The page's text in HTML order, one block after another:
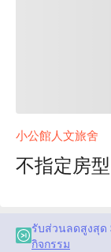
小公館人文旅舍
不指定房
รับส่วนลดสูงสุด
กิจกรรม